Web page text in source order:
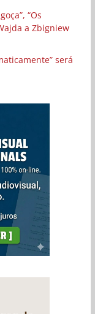
“Os
a Zbigniew
será